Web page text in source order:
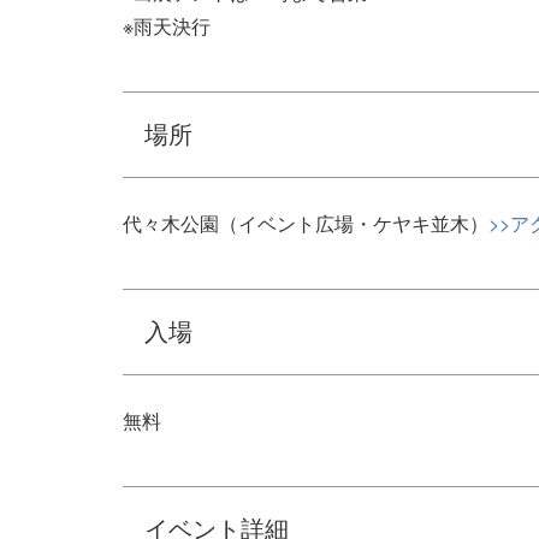
※雨天決行
場所
代々木公園（イベント広場・ケヤキ並木） >>ア
入場
無料
イベント詳細